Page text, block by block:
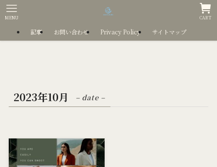
CART
MENU
記事 お問い合わせ Privacy Policy サイトマップ
2023年10月 – date –